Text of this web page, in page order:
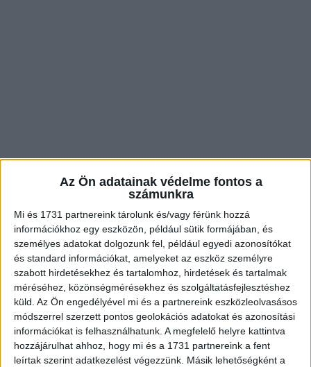
Az Ön adatainak védelme fontos a
számunkra
Mi és 1731 partnereink tárolunk és/vagy férünk hozzá
információkhoz egy eszközön, például sütik formájában, és
személyes adatokat dolgozunk fel, például egyedi azonosítókat
és standard információkat, amelyeket az eszköz személyre
szabott hirdetésekhez és tartalomhoz, hirdetések és tartalmak
méréséhez, közönségmérésekhez és szolgáltatásfejlesztéshez
küld. Az Ön engedélyével mi és a partnereink eszközleolvasásos
módszerrel szerzett pontos geolokációs adatokat és azonosítási
információkat is felhasználhatunk. A megfelelő helyre kattintva
hozzájárulhat ahhoz, hogy mi és a 1731 partnereink a fent
leírtak szerint adatkezelést végezzünk. Másik lehetőségként a